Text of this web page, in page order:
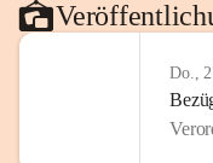
Do.,